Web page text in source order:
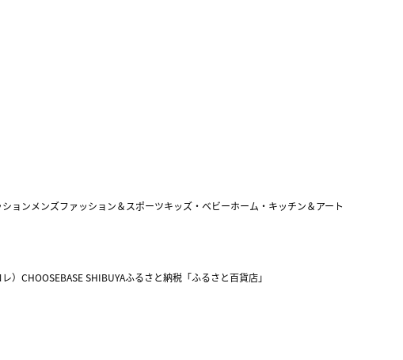
ションメンズファッション＆スポーツキッズ・ベビーホーム・キッチン＆アート
） CHOOSEBASE SHIBUYAふるさと納税「ふるさと百貨店」